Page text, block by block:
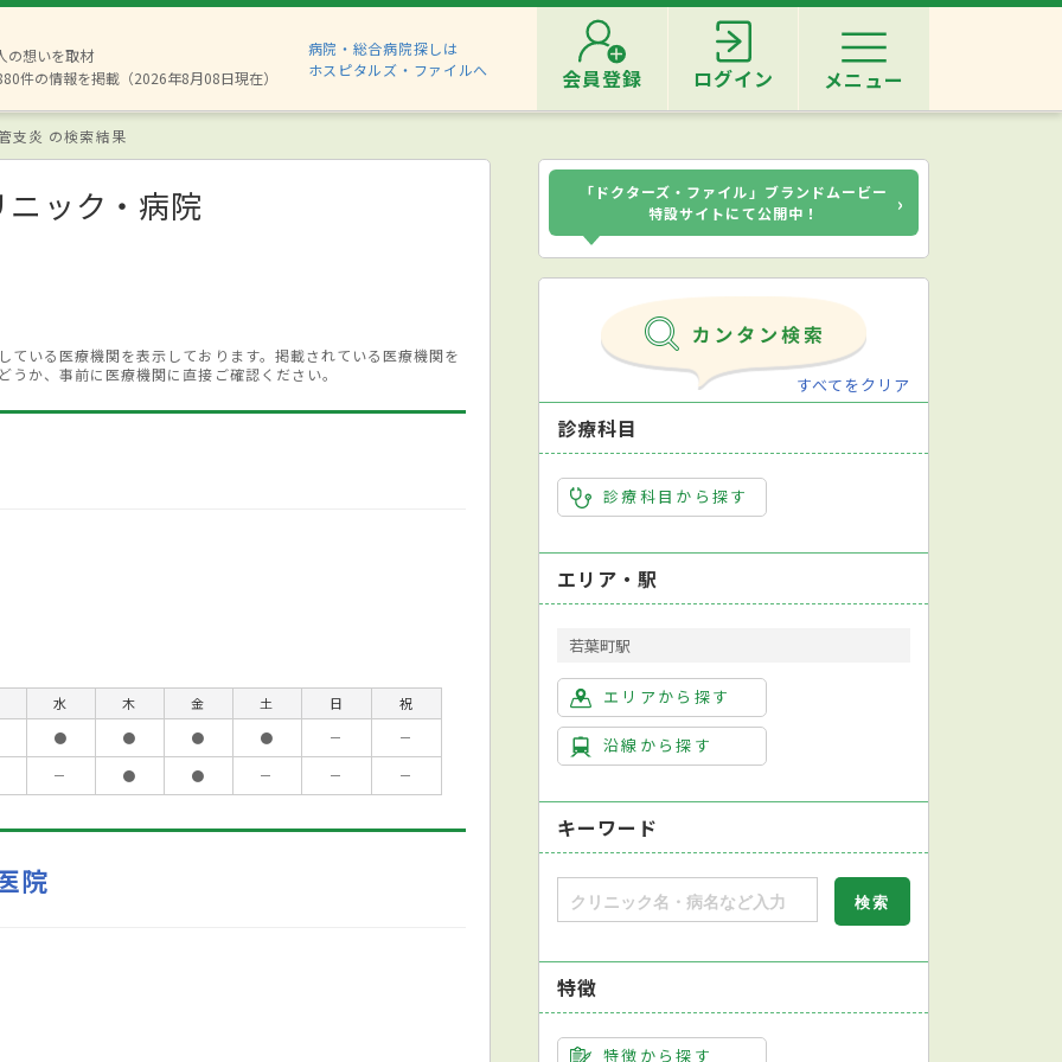
の想いを取材
件の情報を掲載（2026年8月08日現在）
病院・総合病院探しは
ホスピタルズ・ファイルへ
会員登録 ログイン メニュー
支炎 の検索結果
ニック・病院
いる医療機関を表示しております。掲載されている医療機関を
か、事前に医療機関に直接ご確認ください。
水 木 金 土 日
祝
●
● ● ● －
－
－
● ● － － －
院
「ドクターズ・ファイル」ブランドムービー
特設サイトにて公開中！
›
すべてをクリア
診療科目
診療科目から探す
エリア・駅
若葉町駅
エリアから探す
沿線から探す
キーワード
特徴
特徴から探す